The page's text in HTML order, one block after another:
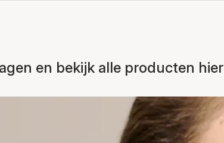
en bekijk alle producten hier